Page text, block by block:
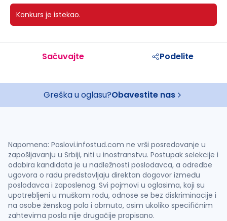
Konkurs je istekao.
Sačuvajte Podelite
Greška u oglasu?Obavestite nas
Napomena: Poslovi.infostud.com ne vrši posredovanje u
zapošljavanju u Srbiji, niti u inostranstvu. Postupak selekcije i
odabira kandidata je u nadležnosti poslodavca, a odredbe
ugovora o radu predstavljaju direktan dogovor između
poslodavca i zaposlenog. Svi pojmovi u oglasima, koji su
upotrebljeni u muškom rodu, odnose se bez diskriminacije i
na osobe ženskog pola i obrnuto, osim ukoliko specifičnim
zahtevima posla nije drugačije propisano.